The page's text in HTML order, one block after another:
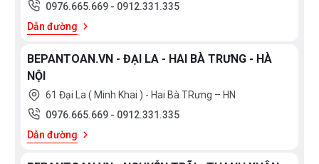
0976.665.669 - 0912.331.335
Dẫn đường
BEPANTOAN.VN - ĐẠI LA - HAI BÀ TRƯNG - HÀ
NỘI
61 Đại La ( Minh Khai ) - Hai Bà TRưng – HN
0976.665.669 - 0912.331.335
Dẫn đường